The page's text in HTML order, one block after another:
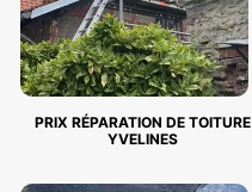
PRIX RÉPARATION DE TOITURE
YVELINES